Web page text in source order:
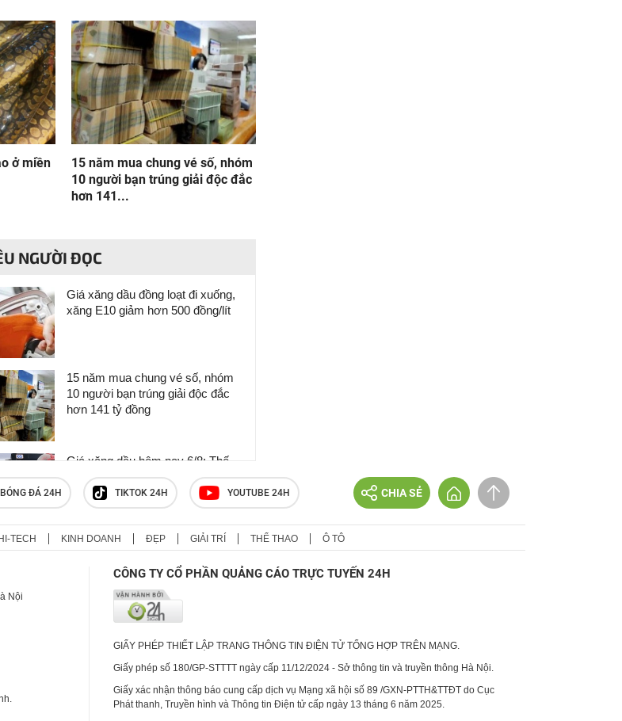
ở miền
15 năm mua chung vé số, nhóm
10 người bạn trúng giải độc đắc
hơn 141...
NGƯỜI ĐỌC
Giá xăng dầu đồng loạt đi xuống,
xăng E10 giảm hơn 500 đồng/lít
15 năm mua chung vé số, nhóm
10 người bạn trúng giải độc đắc
hơn 141 tỷ đồng
Giá xăng dầu hôm nay 6/8: Thế
giới trái chiều, trong nước chiều
nay điều chỉnh
Giá xăng dầu hôm nay 7/8: Dầu
BÓNG ĐÁ 24H TIKTOK 24H YOUTUBE 24H CHIA SẺ
TECH KINH DOANH ĐẸP GIẢI TRÍ THỂ THAO Ô TÔ
Nội
CÔNG TY CỔ PHẦN QUẢNG CÁO TRỰC TUYẾN 24H
GIẤY PHÉP THIẾT LẬP TRANG THÔNG TIN ĐIỆN TỬ TỔNG HỢP TRÊN MẠNG.
Giấy phép số 180/GP-STTTT ngày cấp 11/12/2024 - Sở thông tin và truyền thông Hà Nội.
Giấy xác nhận thông báo cung cấp dịch vụ Mạng xã hội số 89 /GXN-PTTH&TTĐT do Cục
Phát thanh, Truyền hình và Thông tin Điện tử cấp ngày 13 tháng 6 năm 2025.